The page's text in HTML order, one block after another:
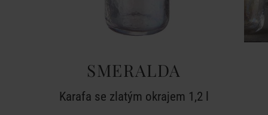
SMERALDA
Karafa se zlatým okrajem 1,2 l